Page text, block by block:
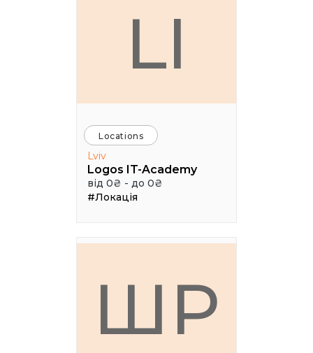
LI
Locations
Lviv
Logos IT-Academy
від 0₴ - до 0₴
#Локація
ШР